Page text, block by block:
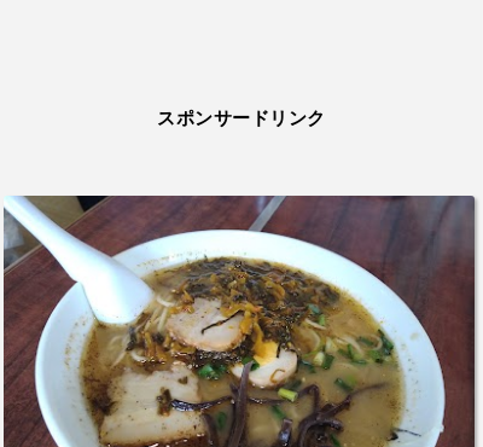
スポンサードリンク